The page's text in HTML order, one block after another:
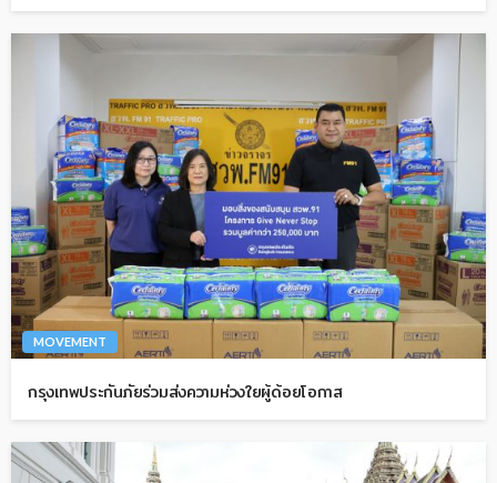
MOVEMENT
กรุงเทพประกันภัยร่วมส่งความห่วงใยผู้ด้อยโอกาส